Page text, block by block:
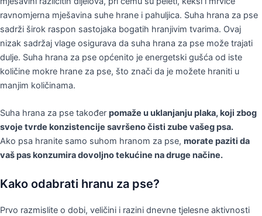
ravnomjerna mješavina suhe hrane i pahuljica. Suha hrana za pse
sadrži širok raspon sastojaka bogatih hranjivim tvarima. Ovaj
nizak sadržaj vlage osigurava da suha hrana za pse može trajati
dulje. Suha hrana za pse općenito je energetski gušća od iste
količine mokre hrane za pse, što znači da je možete hraniti u
manjim količinama.
Suha hrana za pse također pomaže u uklanjanju plaka, koji zbog
svoje tvrde konzistencije savršeno čisti zube vašeg psa.
Ako psa hranite samo suhom hranom za pse, morate paziti da
vaš pas konzumira dovoljno tekućine na druge načine.
Kako odabrati hranu za pse?
Prvo razmislite o dobi, veličini i razini dnevne tjelesne aktivnosti